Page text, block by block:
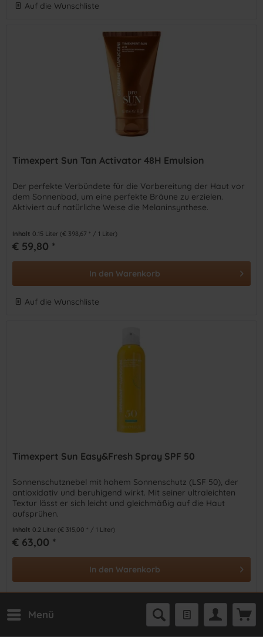
Menü
Auf die Wunschliste
Timexpert Sun Tan Activator 48H Emulsion
Der perfekte Verbündete für die Vorbereitung der Haut vor
dem Sonnenbad, um eine perfekte Bräune zu erzielen.
Aktiviert auf natürliche Weise die Melaninsynthese.
Inhalt 0.15 Liter (€ 398,67 * / 1 Liter)
€ 59,80 *
In den Warenkorb
Auf die Wunschliste
Timexpert Sun Easy&Fresh Spray SPF 50
Sonnenschutznebel mit hohem Sonnenschutz (LSF 50), der
antioxidativ und beruhigend wirkt. Mit seiner ultraleichten
Textur lässt er sich leicht und gleichmäßig auf die Haut
aufsprühen.
Inhalt 0.2 Liter (€ 315,00 * / 1 Liter)
€ 63,00 *
In den Warenkorb